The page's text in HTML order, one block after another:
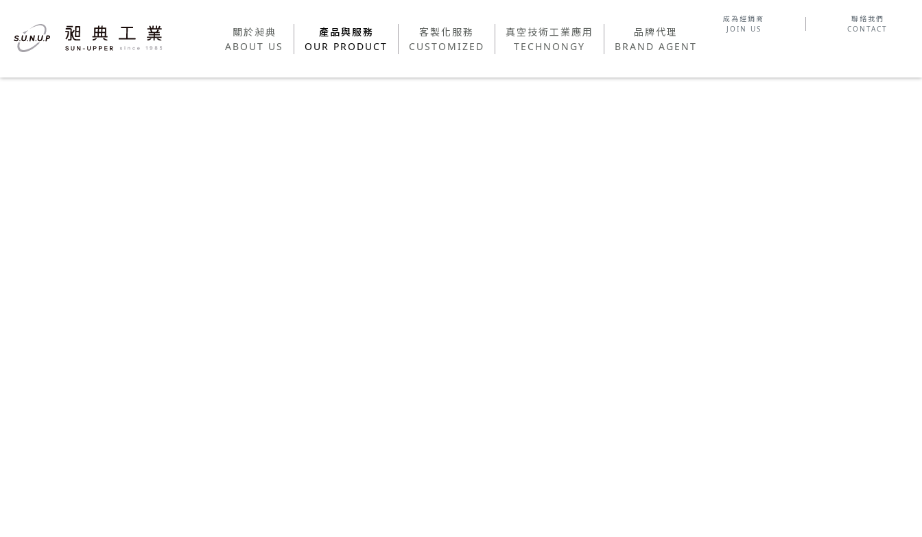
關於昶典
ABOUT US
產品與服務
OUR PRODUCT
客製化服務
CUSTOMIZED
真空技術工業應用
TECHNONGY
品牌代理
BRAND AGENT
關於昶典
ABOUT US
產品與服務
OUR PRODUCT
客製化服務
CUSTOMIZED
真空技術工業應用
TECHNONGY
品牌代理
BRAND AGENT
成為經銷商
JOIN US
聯絡我們
CONTACT